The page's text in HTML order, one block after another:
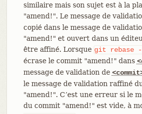
similaire mais son sujet est à la
"amend!". Le message de
copié dans le message de
"amend!" et ouvert dans un
être affiné. Lorsque git rebase
écrase le commit "amend!" dans
message de validation de
le message de validation raffiné
"amend!". C’est une erreur si le
du commit "amend!" est vide, à